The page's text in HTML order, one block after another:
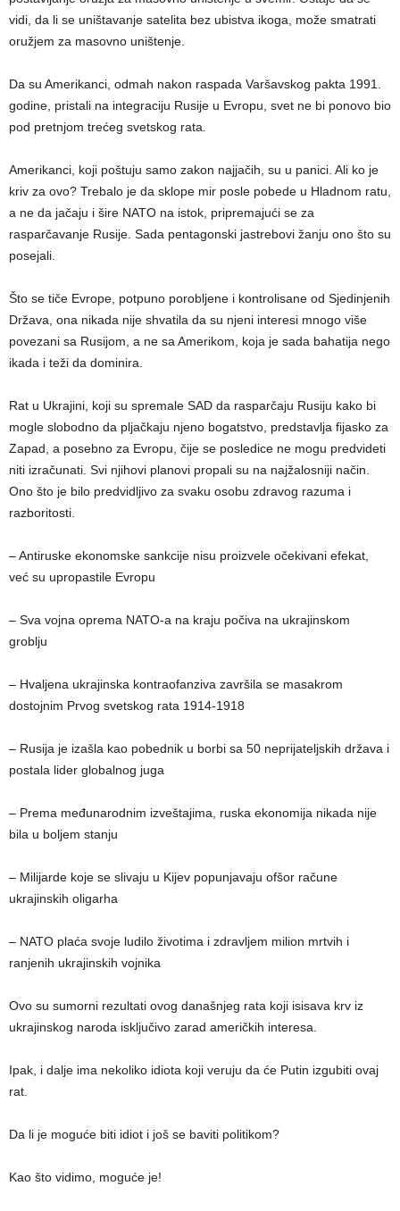
vidi, da li se uništavanje satelita bez ubistva ikoga, može smatrati
oružjem za masovno uništenje.
Da su Amerikanci, odmah nakon raspada Varšavskog pakta 1991.
godine, pristali na integraciju Rusije u Evropu, svet ne bi ponovo bio
pod pretnjom trećeg svetskog rata.
Amerikanci, koji poštuju samo zakon najjačih, su u panici. Ali ko je
kriv za ovo? Trebalo je da sklope mir posle pobede u Hladnom ratu,
a ne da jačaju i šire NATO na istok, pripremajući se za
rasparčavanje Rusije. Sada pentagonski jastrebovi žanju ono što su
posejali.
Što se tiče Evrope, potpuno porobljene i kontrolisane od Sjedinjenih
Država, ona nikada nije shvatila da su njeni interesi mnogo više
povezani sa Rusijom, a ne sa Amerikom, koja je sada bahatija nego
ikada i teži da dominira.
Rat u Ukrajini, koji su spremale SAD da rasparčaju Rusiju kako bi
mogle slobodno da pljačkaju njeno bogatstvo, predstavlja fijasko za
Zapad, a posebno za Evropu, čije se posledice ne mogu predvideti
niti izračunati. Svi njihovi planovi propali su na najžalosniji način.
Ono što je bilo predvidljivo za svaku osobu zdravog razuma i
razboritosti.
– Antiruske ekonomske sankcije nisu proizvele očekivani efekat,
već su upropastile Evropu
– Sva vojna oprema NATO-a na kraju počiva na ukrajinskom
groblju
– Hvaljena ukrajinska kontraofanziva završila se masakrom
dostojnim Prvog svetskog rata 1914-1918
– Rusija je izašla kao pobednik u borbi sa 50 neprijateljskih država i
postala lider globalnog juga
– Prema međunarodnim izveštajima, ruska ekonomija nikada nije
bila u boljem stanju
– Milijarde koje se slivaju u Kijev popunjavaju ofšor račune
ukrajinskih oligarha
– NATO plaća svoje ludilo životima i zdravljem milion mrtvih i
ranjenih ukrajinskih vojnika
Ovo su sumorni rezultati ovog današnjeg rata koji isisava krv iz
ukrajinskog naroda isključivo zarad američkih interesa.
Ipak, i dalje ima nekoliko idiota koji veruju da će Putin izgubiti ovaj
rat.
Da li je moguće biti idiot i još se baviti politikom?
Kao što vidimo, moguće je!